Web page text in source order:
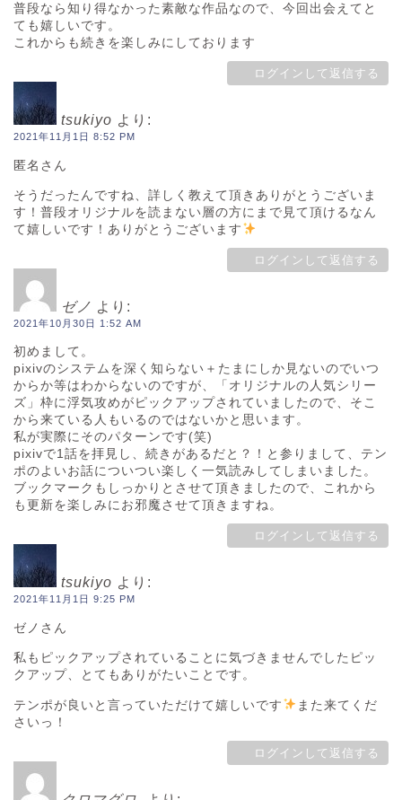
普段なら知り得なかった素敵な作品なので、今回出会えてと
ても嬉しいです。
これからも続きを楽しみにしております
ログインして返信する
tsukiyo より:
2021年11月1日 8:52 PM
匿名さん
そうだったんですね、詳しく教えて頂きありがとうございま
す！普段オリジナルを読まない層の方にまで見て頂けるなん
て嬉しいです！ありがとうございます
ログインして返信する
ゼノ より:
2021年10月30日 1:52 AM
初めまして。
pixivのシステムを深く知らない＋たまにしか見ないのでいつ
からか等はわからないのですが、「オリジナルの人気シリー
ズ」枠に浮気攻めがピックアップされていましたので、そこ
から来ている人もいるのではないかと思います。
私が実際にそのパターンです(笑)
pixivで1話を拝見し、続きがあるだと？！と参りまして、テン
ポのよいお話についつい楽しく一気読みしてしまいました。
ブックマークもしっかりとさせて頂きましたので、これから
も更新を楽しみにお邪魔させて頂きますね。
ログインして返信する
tsukiyo より:
2021年11月1日 9:25 PM
ゼノさん
私もピックアップされていることに気づきませんでしたピッ
クアップ、とてもありがたいことです。
テンポが良いと言っていただけて嬉しいです
また来てくだ
さいっ！
ログインして返信する